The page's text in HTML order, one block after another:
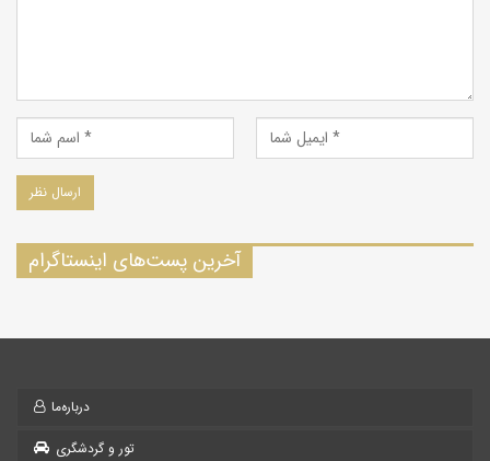
آخرین پست‌های اینستاگرام
درباره‌ما
تور و گردشگری